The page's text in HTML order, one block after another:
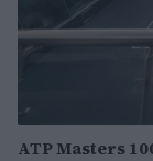
ATP Masters